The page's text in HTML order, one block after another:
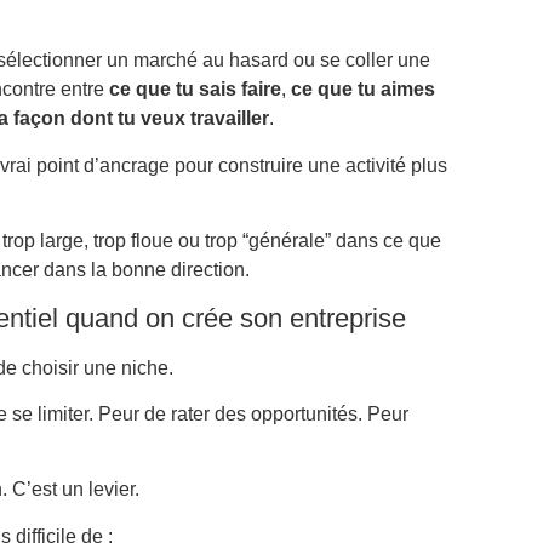
un marché au hasard ou se coller une
entre ce que tu sais faire, ce que tu aimes
façon dont tu veux travailler.
point d’ancrage pour construire une activité plus
large, trop floue ou trop “générale” dans ce que
dans la bonne direction.
quand on crée son entreprise
choisir une niche.
limiter. Peur de rater des opportunités. Peur
C’est un levier.
difficile de :